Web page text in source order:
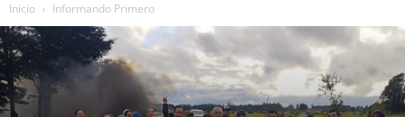
Inicio Informando Primero